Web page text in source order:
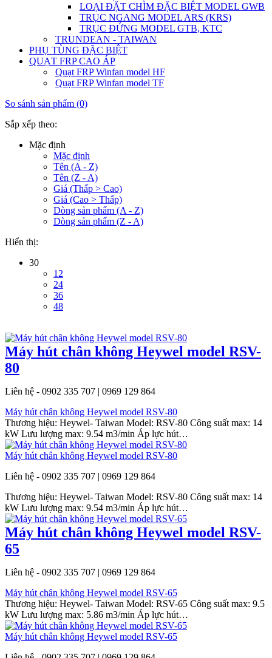
LOẠI ĐẶT CHÌM ĐẶC BIỆT MODEL GWB
TRỤC NGANG MODEL ARS (KRS)
TRỤC ĐỨNG MODEL GTB, KTC
TRUNDEAN - TAIWAN
PHỤ TÙNG ĐẶC BIỆT
QUẠT FRP CAO ÁP
Quạt FRP Winfan model HF
Quạt FRP Winfan model TF
So sánh sản phẩm (0)
Sắp xếp theo:
Mặc định
Mặc định
Tên (A - Z)
Tên (Z - A)
Giá (Thấp > Cao)
Giá (Cao > Thấp)
Dòng sản phẩm (A - Z)
Dòng sản phẩm (Z - A)
Hiển thị:
30
12
24
36
48
Máy hút chân không Heywel model RSV-
80
Liên hệ - 0902 335 707 | 0969 129 864
Máy hút chân không Heywel model RSV-80
Thương hiệu: Heywel- Taiwan Model: RSV-80 Công suất max: 14
kW Lưu lượng max: 9.54 m3/min Áp lực hút…
Máy hút chân không Heywel model RSV-80
Liên hệ - 0902 335 707 | 0969 129 864
Thương hiệu: Heywel- Taiwan Model: RSV-80 Công suất max: 14
kW Lưu lượng max: 9.54 m3/min Áp lực hút…
Máy hút chân không Heywel model RSV-
65
Liên hệ - 0902 335 707 | 0969 129 864
Máy hút chân không Heywel model RSV-65
Thương hiệu: Heywel- Taiwan Model: RSV-65 Công suất max: 9.5
kW Lưu lượng max: 5.86 m3/min Áp lực hút…
Máy hút chân không Heywel model RSV-65